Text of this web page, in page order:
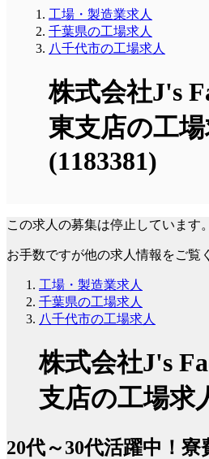
工場・製造業求人
千葉県の工場求人
八千代市の工場求人
株式会社J's
東支店の工
(1183381)
この求人の募集は停止しています。
お手数ですが他の求人情報をご覧
工場・製造業求人
千葉県の工場求人
八千代市の工場求人
株式会社J's
支店の工場求
20代～30代活躍中！